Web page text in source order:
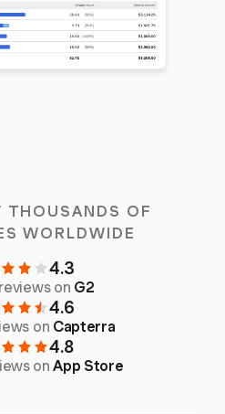
THOUSANDS OF
WORLDWIDE
4.3
on G2
4.6
on Capterra
4.8
onApp Store